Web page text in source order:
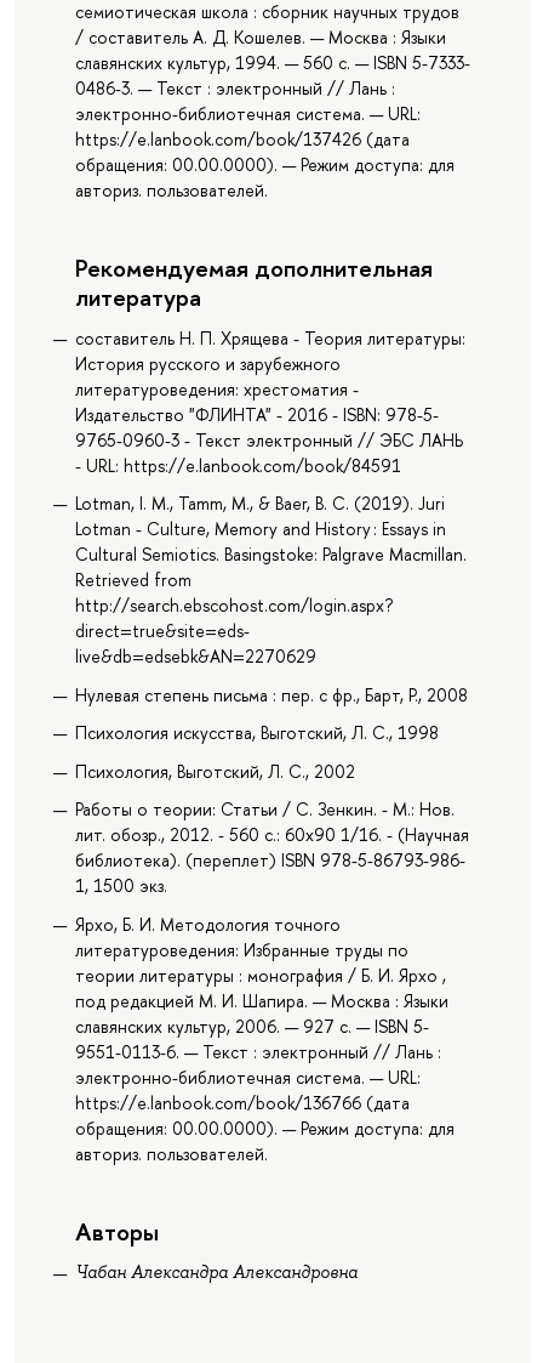
семиотическая школа : сборник научных трудов
/ составитель А. Д. Кошелев. — Москва : Языки
славянских культур, 1994. — 560 с. — ISBN 5-7333-
0486-3. — Текст : электронный // Лань :
электронно-библиотечная система. — URL:
https://e.lanbook.com/book/137426 (дата
обращения: 00.00.0000). — Режим доступа: для
авториз. пользователей.
Рекомендуемая дополнительная
литература
составитель Н. П. Хрящева - Теория литературы:
История русского и зарубежного
литературоведения: хрестоматия -
Издательство "ФЛИНТА" - 2016 - ISBN: 978-5-
9765-0960-3 - Текст электронный // ЭБС ЛАНЬ
- URL: https://e.lanbook.com/book/84591
Lotman, I. M., Tamm, M., & Baer, B. C. (2019). Juri
Lotman - Culture, Memory and History : Essays in
Cultural Semiotics. Basingstoke: Palgrave Macmillan.
Retrieved from
http://search.ebscohost.com/login.aspx?
direct=true&site=eds-
live&db=edsebk&AN=2270629
Нулевая степень письма : пер. с фр., Барт, Р., 2008
Психология искусства, Выготский, Л. С., 1998
Психология, Выготский, Л. С., 2002
Работы о теории: Статьи / С. Зенкин. - М.: Нов.
лит. обозр., 2012. - 560 с.: 60x90 1/16. - (Научная
библиотека). (переплет) ISBN 978-5-86793-986-
1, 1500 экз.
Ярхо, Б. И. Методология точного
литературоведения: Избранные труды по
теории литературы : монография / Б. И. Ярхо ,
под редакцией М. И. Шапира. — Москва : Языки
славянских культур, 2006. — 927 с. — ISBN 5-
9551-0113-6. — Текст : электронный // Лань :
электронно-библиотечная система. — URL:
https://e.lanbook.com/book/136766 (дата
обращения: 00.00.0000). — Режим доступа: для
авториз. пользователей.
Авторы
Чабан Александра Александровна